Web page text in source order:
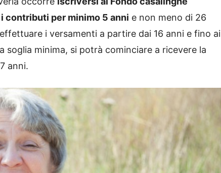
contributi per minimo 5 anni e non meno di 26
i versamenti a partire dai 16 anni e fino ai
soglia minima, si potrà cominciare a ricevere la
anni.